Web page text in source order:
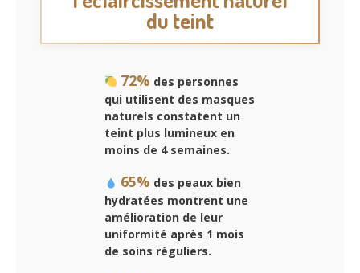
du teint
72% des personnes
qui utilisent des masques
naturels constatent un
teint plus lumineux en
moins de 4 semaines.
65% des peaux bien
hydratées montrent une
amélioration de leur
uniformité après 1 mois
de soins réguliers.